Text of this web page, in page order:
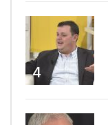
4